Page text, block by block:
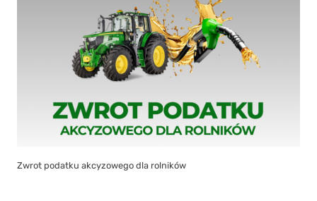
Zwrot podatku akcyzowego dla rolników